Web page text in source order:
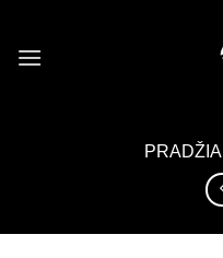
content
PRADŽIA